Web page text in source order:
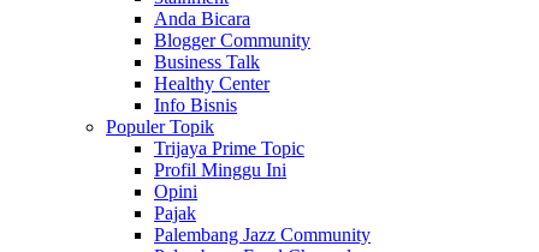
Anda Bicara
Blogger Community
Business Talk
Healthy Center
Info Bisnis
Populer Topik
Trijaya Prime Topic
Profil Minggu Ini
Opini
Pajak
Palembang Jazz Community